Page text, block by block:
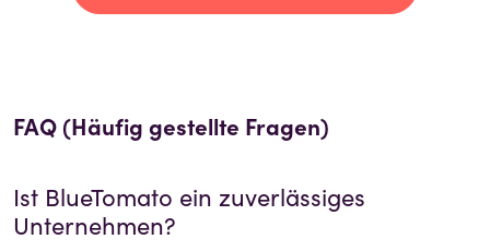
FAQ (Häufig gestellte Fragen)
Ist BlueTomato ein zuverlässiges
Unternehmen?